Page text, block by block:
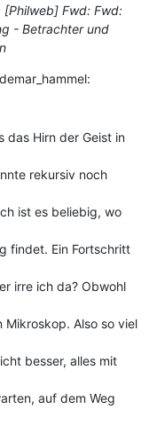
Fwd: Fwd:
- Betrachter und
das Hirn der Geist in
rekursiv noch
ist es beliebig, wo
findet. Ein Fortschritt
irre ich da? Obwohl
Also so viel
besser, alles mit
auf dem Weg